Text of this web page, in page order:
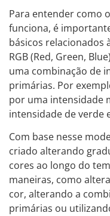
Para entender como
funciona, é
básicos relacionados
RGB (Red, Green,
uma combinação de
primárias. Por
por uma intensidade
intensidade de verde
Com base nesse
criado alterando
cores ao longo do
maneiras, como
cor, alterando a
primárias ou